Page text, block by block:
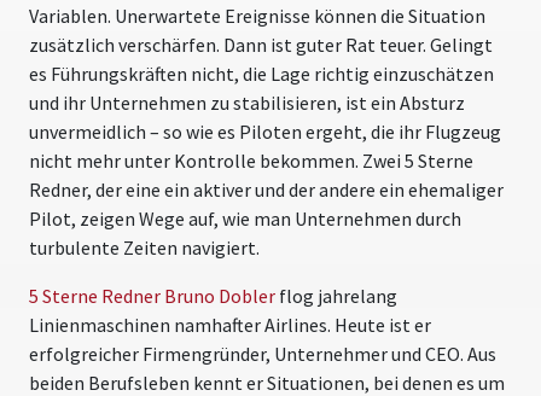
Variablen. Unerwartete Ereignisse können die Situation
zusätzlich verschärfen. Dann ist guter Rat teuer. Gelingt
es Führungskräften nicht, die Lage richtig einzuschätzen
und ihr Unternehmen zu stabilisieren, ist ein Absturz
unvermeidlich – so wie es Piloten ergeht, die ihr Flugzeug
nicht mehr unter Kontrolle bekommen. Zwei 5 Sterne
Redner, der eine ein aktiver und der andere ein ehemaliger
Pilot, zeigen Wege auf, wie man Unternehmen durch
turbulente Zeiten navigiert.
5 Sterne Redner Bruno Dobler flog jahrelang
Linienmaschinen namhafter Airlines. Heute ist er
erfolgreicher Firmengründer, Unternehmer und CEO. Aus
beiden Berufsleben kennt er Situationen, bei denen es um